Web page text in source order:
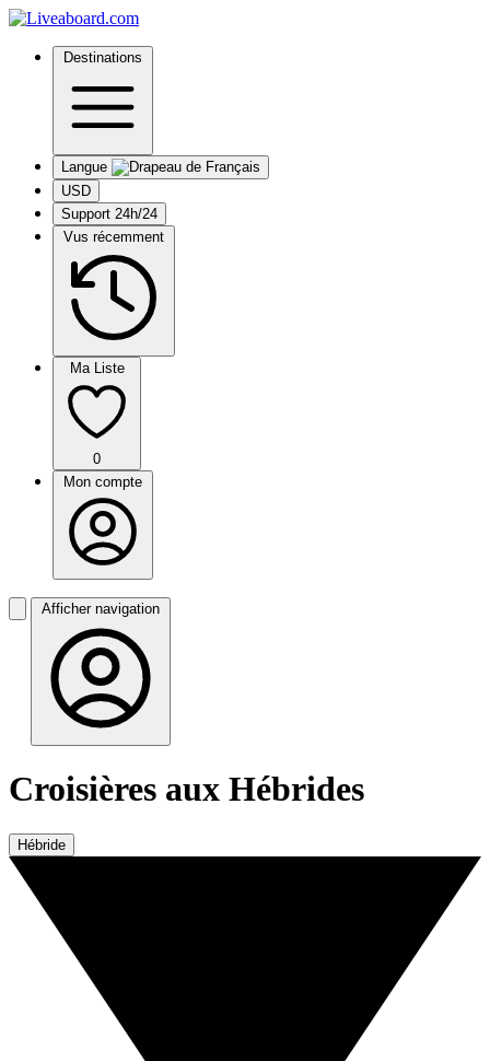
Destinations
Langue
USD
Support 24h/24
Vus récemment
Ma Liste
0
Mon compte
Afficher navigation
Croisières aux Hébrides
Hébride